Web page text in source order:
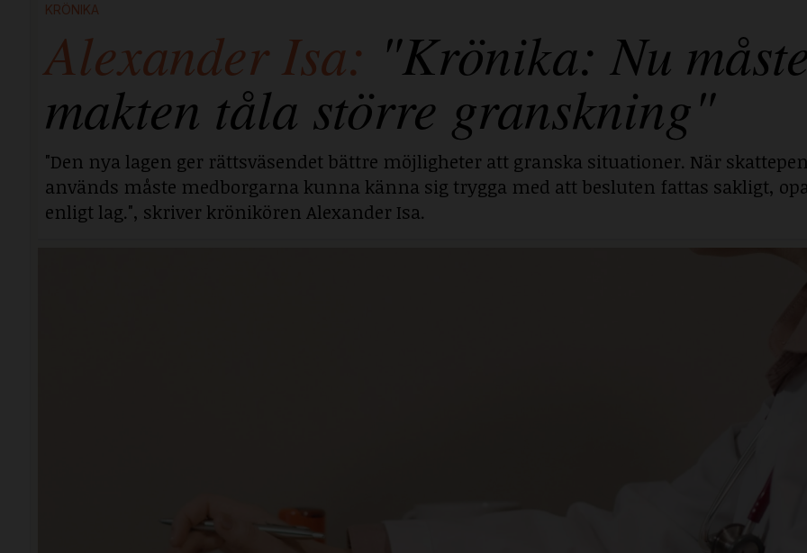
KRÖNIKA
Alexander Isa: "Krönika: Nu
makten tåla större granskning"
"Den nya lagen ger rättsväsendet bättre möjligheter att granska situationer. När
används måste medborgarna kunna känna sig trygga med att besluten fattas sakligt,
enligt lag.", skriver krönikören Alexander Isa.